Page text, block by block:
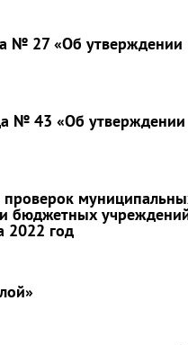
№ 27 «Об
№ 43 «Об
бюджетных
2022 год